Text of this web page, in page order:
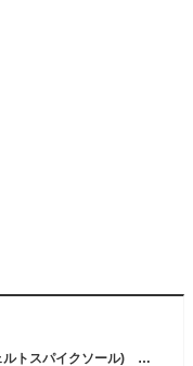
X'SELL エクセル スリムウェダー中割(フェルトスパイクソール) FP-5612 ウェダー 4mm 鮎釣り 釣り 渓流釣り ウェア ウェダー 【 送料無料 ( 沖縄除く )】